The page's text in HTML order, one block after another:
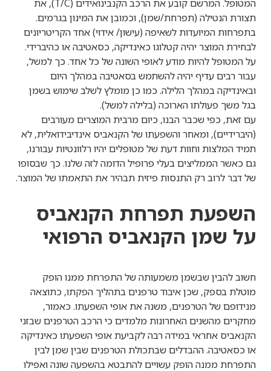
המטופל. המרשם קובע את הרכב הקנבינואידים (T/C), את
תצורת הנטילה (תפרחת/שמן), וכמובן את המינון בגרמים.
בתפרחות המיועדות לשאיפה (עישון/ אידוי) אחד הקריטריונים
לבחירת המוצר יהיה קטלוגו כאינדיקה, כסאטיבה או כהיברידי.
על המטופל להיות מודע לאופי השונה של כל אחד. כך למשל,
עבור רבים עדיף יהיה להשתמש בסאטיבה במהלך היום
ובאינדיקה במהלך הלילה. כמו כן מומלץ לשלב שימוש בשמן
בגל משך פעולתו הארוכה (בלילה למשל).
עם זאת, כפי שכבר הבנו, כיום מרבית המוצרים מעורבים
(היברידיים), ומאחר והשפעתו של הקנאביס אינדיבידואלית, לא
תמיד המלצות וחוות דעת של מטופלים יהיו רלוונטיות עבורנו,
גם כאשר הממליצים בעלי פרופיל הדומה לזה שלנו. כך שבסופו
של דבר לרוב רק התנסות פיזית תבהיר את התאמתו של המוצר.
השפעת תפרחת הקנאביס
על שמן הקנאביס הרפואי
חשוב להבין שבשמן משמעותה של התפרחת ממנו הופק
מוטלת בספק, שכן איבוד טרפנים בתהליך הפקתו, כתוצאה
מנידופם של הטרפנים, משנה את אופי השפעתו. כאמור,
מחקרים מהשנים האחרונות מלמדים כי הרכב הטרפנים שבזני
הקנאביס אחראי במידה רבה לקביעת אופי השפעתו כאינדיקה
או כסאטיבה. ההבדלים שבתכולת הטרפנים שבין שמן לבין
התפרחת ממנה הופק עשויים להתבטא בהשפעה שונה ואפילו